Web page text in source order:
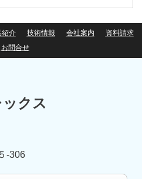
紹介 技術情報 会社案内
資料請求
お問合せ
クス
-306